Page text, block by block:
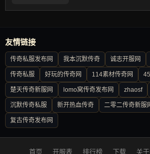
友情链接
传奇私服发布网 我本沉默传奇 诚志开服网
传奇私服 好玩的传奇网 114素材传奇网
楚天传奇新服网 lomo窝传奇发布网 zhaosf
沉默传奇私服 新开热血传奇 二零二传奇新服
复古传奇发布网
首页 开服表 排行榜 下载 关